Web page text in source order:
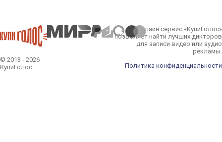
© 2013 - 2026
КупиГолос
Онлайн сервис «КупиГолос»
позволяет найти лучших дикторов
для записи видео или аудио
рекламы.
Политика конфиденциальности